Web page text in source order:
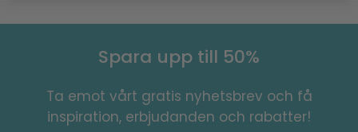
Spara upp till 50%
Ta emot vårt gratis nyhetsbrev och få
inspiration, erbjudanden och rabatter!